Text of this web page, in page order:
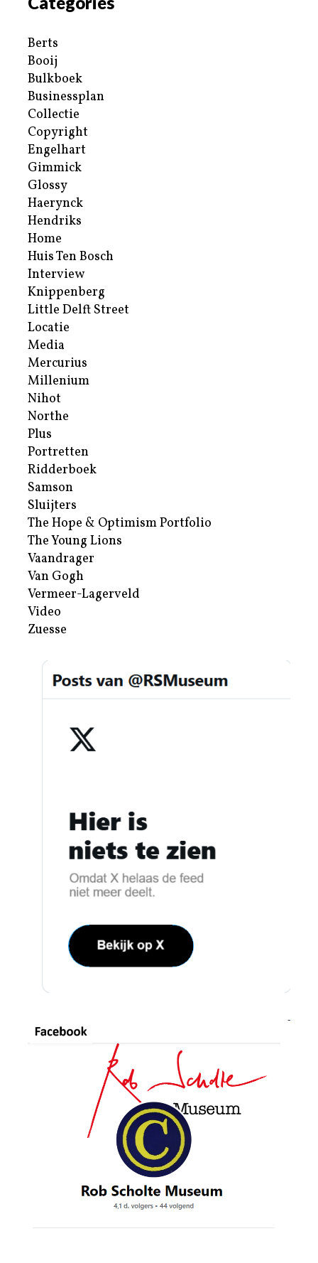
Berts
Booij
Bulkboek
Businessplan
Collectie
Copyright
Engelhart
Gimmick
Glossy
Haerynck
Hendriks
Home
Huis Ten Bosch
Interview
Knippenberg
Little Delft Street
Locatie
Media
Mercurius
Millenium
Nihot
Northe
Plus
Portretten
Ridderboek
Samson
Sluijters
The Hope & Optimism Portfolio
The Young Lions
Vaandrager
Van Gogh
Vermeer-Lagerveld
Video
Zuesse